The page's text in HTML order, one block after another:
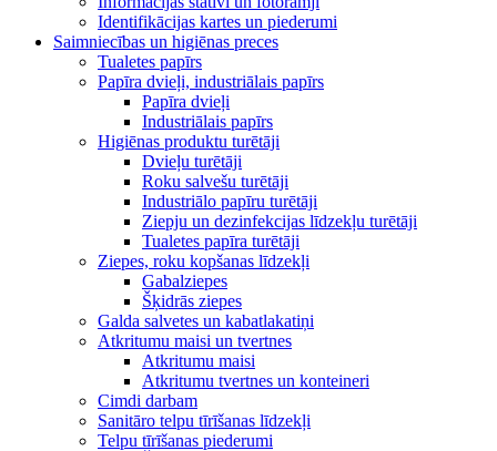
Identifikācijas kartes un piederumi
Saimniecības un higiēnas preces
Tualetes papīrs
Papīra dvieļi, industriālais papīrs
Papīra dvieļi
Industriālais papīrs
Higiēnas produktu turētāji
Dvieļu turētāji
Roku salvešu turētāji
Industriālo papīru turētāji
Ziepju un dezinfekcijas līdzekļu turētāji
Tualetes papīra turētāji
Ziepes, roku kopšanas līdzekļi
Gabalziepes
Šķidrās ziepes
Galda salvetes un kabatlakatiņi
Atkritumu maisi un tvertnes
Atkritumu maisi
Atkritumu tvertnes un konteineri
Cimdi darbam
Sanitāro telpu tīrīšanas līdzekļi
Telpu tīrīšanas piederumi